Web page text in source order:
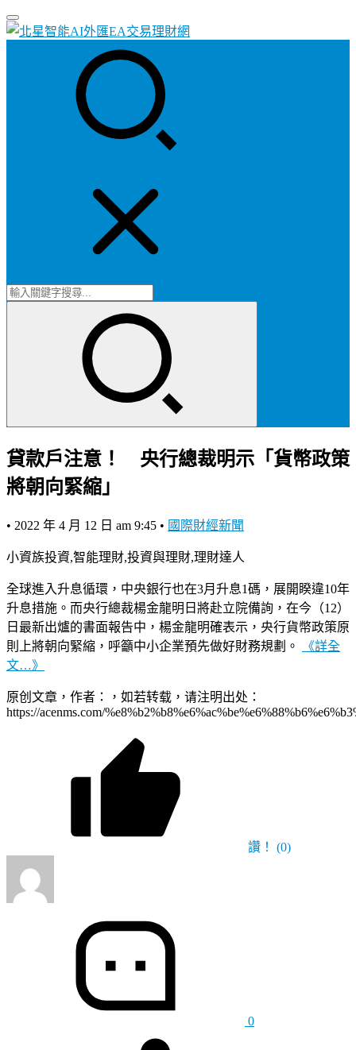
貸款戶注意！ 央行總裁明示「貨幣政策
將朝向緊縮」
• 2022 年 4 月 12 日 am 9:45 • 國際財經新聞
小資族投資,智能理財,投資與理財,理財達人
全球進入升息循環，中央銀行也在3月升息1碼，展開睽違10年
升息措施。而央行總裁楊金龍明日將赴立院備詢，在今（12）
日最新出爐的書面報告中，楊金龍明確表示，央行貨幣政策原
則上將朝向緊縮，呼籲中小企業預先做好財務規劃。
《詳全
文…》
原创文章，作者：，如若转载，请注明出处：
https://acenms.com/
讚！ (0)
0